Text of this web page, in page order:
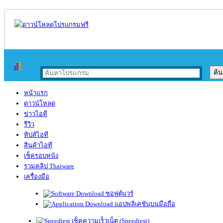
หน้าแรก
ดาวน์โหลด
ข่าวไอที
รีวิว
ทิปส์ไอที
สินค้าไอที
เช็ครอบหนัง
รวมคลิป Thaiware
เครื่องมือ
ซอฟต์แวร์
แอปพลิเคชันบนมือถือ
เช็คความเร็วเน็ต (Speedtest)